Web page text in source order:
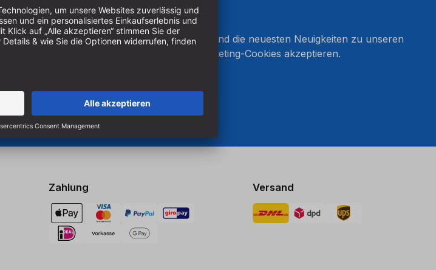
Um unseren Newsletter zu abonnieren und die neuesten Neuigkeiten zu unseren
Produkten zu erhalten, müssen Sie Marketing-Cookies akzeptieren.
Zahlung Versand